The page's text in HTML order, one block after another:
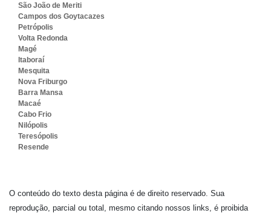
São João de Meriti
Campos dos Goytacazes
Petrópolis
Volta Redonda
Magé
Itaboraí
Mesquita
Nova Friburgo
Barra Mansa
Macaé
Cabo Frio
Nilópolis
Teresópolis
Resende
O conteúdo do texto desta página é de direito reservado. Sua
reprodução, parcial ou total, mesmo citando nossos links, é proibida